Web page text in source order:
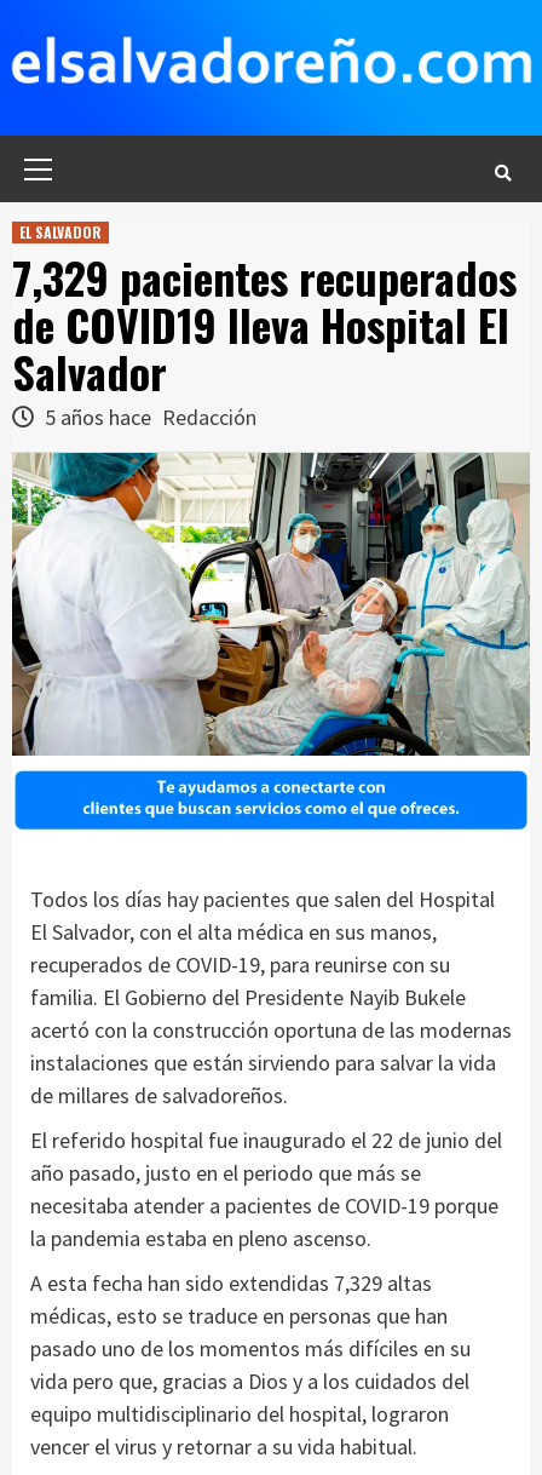
contenido
EL SALVADOR
7,329 pacientes recuperados
de COVID19 lleva Hospital El
Salvador
5 años hace Redacción
Todos los días hay pacientes que salen del Hospital
El Salvador, con el alta médica en sus manos,
recuperados de COVID-19, para reunirse con su
familia. El Gobierno del Presidente Nayib Bukele
acertó con la construcción oportuna de las modernas
instalaciones que están sirviendo para salvar la vida
de millares de salvadoreños.
El referido hospital fue inaugurado el 22 de junio del
año pasado, justo en el periodo que más se
necesitaba atender a pacientes de COVID-19 porque
la pandemia estaba en pleno ascenso.
A esta fecha han sido extendidas 7,329 altas
médicas, esto se traduce en personas que han
pasado uno de los momentos más difíciles en su
vida pero que, gracias a Dios y a los cuidados del
equipo multidisciplinario del hospital, lograron
vencer el virus y retornar a su vida habitual.